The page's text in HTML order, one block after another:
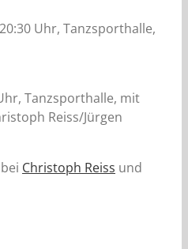
Uhr, Tanzsporthalle,
Tanzsporthalle, mit
Reiss/Jürgen
Christoph Reiss und